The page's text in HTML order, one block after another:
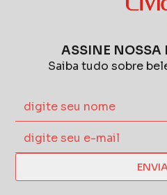
ASSINE NOSSA
Saiba tudo sobre